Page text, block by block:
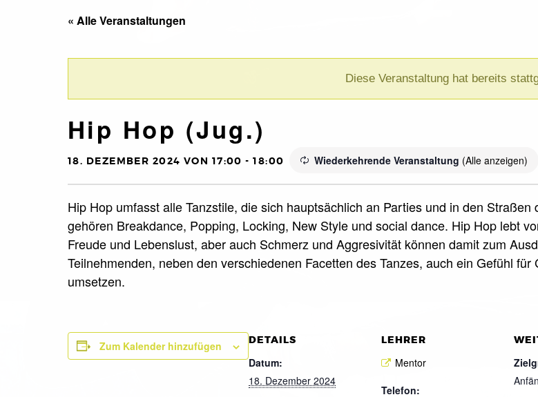
« Alle Veranstaltungen
Diese Veranstaltung hat bereits
Hip Hop (Jug.)
18. DEZEMBER 2024 VON 17:00 -18:00 Wiederkehrende Veranstaltung (Alle anzeigen)
Hip Hop umfasst alle Tanzstile, die sich hauptsächlich an Parties und in den
gehören Breakdance, Popping, Locking, New Style und social dance. Hip Hop lebt
Freude und Lebenslust, aber auch Schmerz und Aggresivität können damit zum
Teilnehmenden, neben den verschiedenen Facetten des Tanzes, auch ein Gefühl
umsetzen.
Zum Kalender hinzufügen DETAILS
Datum:
18. Dezember 2024
LEHRER
Mentor
Telefon: